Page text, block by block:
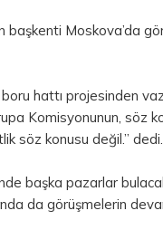
başkenti Moskova’da
boru hattı projesinden
Komisyonunun, söz
söz konusu değil.” dedi.
başka pazarlar
da görüşmelerin